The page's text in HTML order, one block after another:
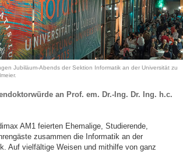
Jubiläum-Abends der Sektion Informatik an der Universität zu
an Prof. em. Dr.-Ing. Dr. Ing. h.c.
AM1 feierten Ehemalige, Studierende,
zusammen die Informatik an der
Auf vielfältige Weisen und mithilfe von ganz